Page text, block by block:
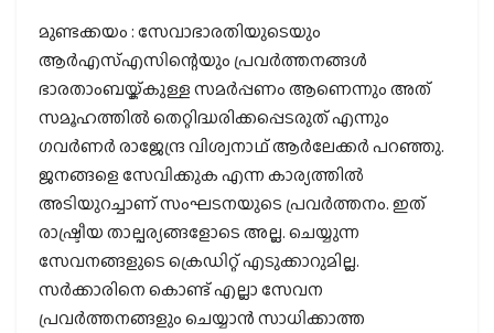
മുണ്ടക്കയം : സേവാഭാരതിയുടെയും
ആർഎസ്എസിന്റെയും പ്രവർത്തനങ്ങൾ
ഭാരതാംബയ്ക്കുള്ള സമർപ്പണം ആണെന്നും അത്
സമൂഹത്തിൽ തെറ്റിദ്ധരിക്കപ്പെടരുത് എന്നും
ഗവർണർ രാജേന്ദ്ര വിശ്വനാഥ്‌ ആർലേക്കർ പറഞ്ഞു.
ജനങ്ങളെ സേവിക്കുക എന്ന കാര്യത്തിൽ
അടിയുറച്ചാണ് സംഘടനയുടെ പ്രവർത്തനം. ഇത്
രാഷ്ട്രീയ താല്പര്യങ്ങളോടെ അല്ല. ചെയ്യുന്ന
സേവനങ്ങളുടെ ക്രെഡിറ്റ് എടുക്കാറുമില്ല.
സർക്കാരിനെ കൊണ്ട് എല്ലാ സേവന
പ്രവർത്തനങ്ങളും ചെയ്യാൻ സാധിക്കാത്ത